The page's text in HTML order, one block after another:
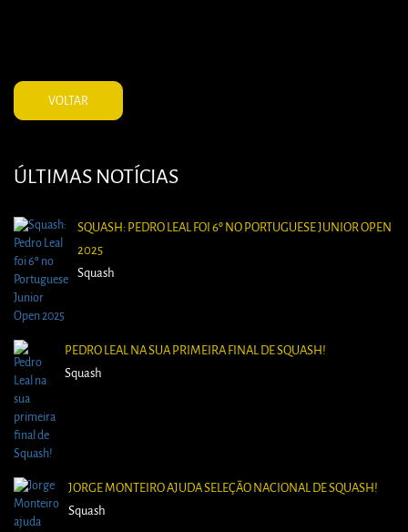
VOLTAR
ÚLTIMAS NOTÍCIAS
SQUASH: PEDRO LEAL FOI 6º NO PORTUGUESE JUNIOR OPEN
2025
Squash
PEDRO LEAL NA SUA PRIMEIRA FINAL DE SQUASH!
Squash
JORGE MONTEIRO AJUDA SELEÇÃO NACIONAL DE SQUASH!
Squash